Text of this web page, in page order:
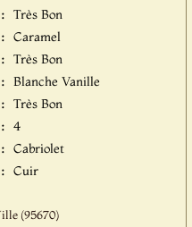
Très Bon
Caramel
Très Bon
Blanche Vanille
Très Bon
4
Cabriolet
Cuir
(95670)